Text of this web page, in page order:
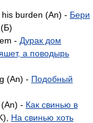
burden (An) - Бери
(Б)
- Дурак дом
а поводырь
(An) - Подобный
- Как свинью в
На свинью хоть